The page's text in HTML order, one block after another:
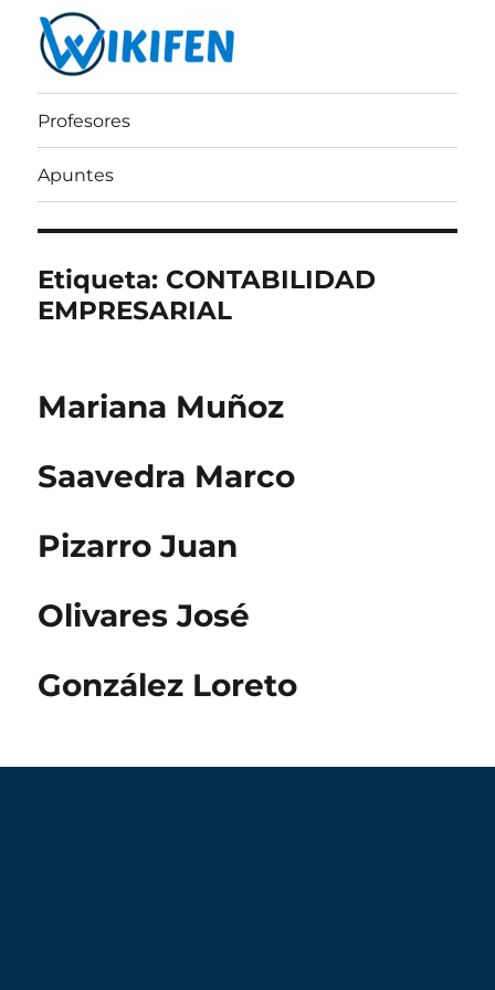
Wikifen
Profesores
Apuntes
Etiqueta: CONTABILIDAD
EMPRESARIAL
Mariana Muñoz
Saavedra Marco
Pizarro Juan
Olivares José
González Loreto